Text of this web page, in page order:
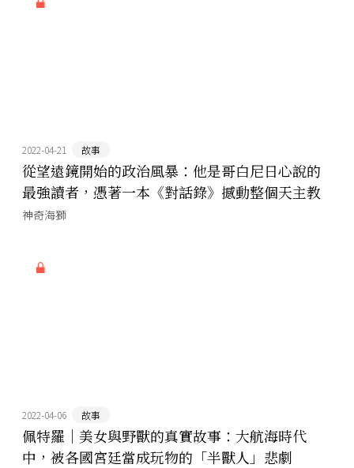
2022-04-21 故事
從望遠鏡開始的政治風暴：他是哥白尼日心說的
最強讀者，憑著一本《對話錄》撼動整個天主教
神奇海獅
2022-04-06 故事
佩特羅｜美女與野獸的真實故事：大航海時代
中，被各國宮廷當成玩物的「半獸人」悲劇